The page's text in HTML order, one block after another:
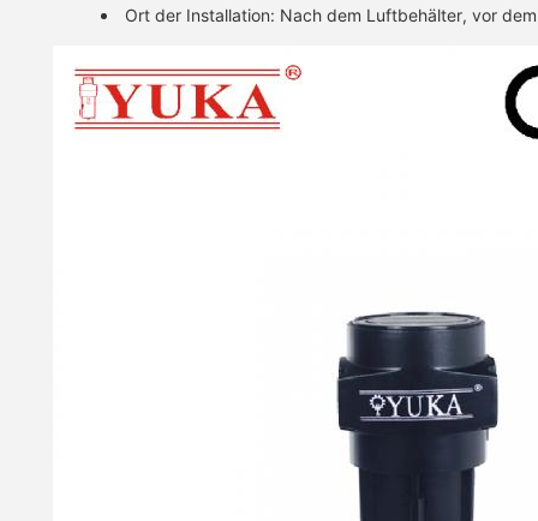
Ort der Installation: Nach dem Luftbehälter, vor